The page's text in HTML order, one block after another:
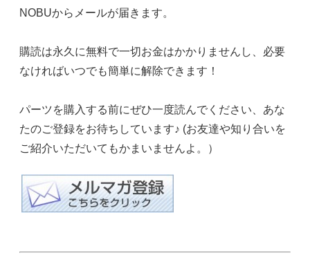
NOBUからメールが届きます。
購読は永久に無料で一切お金はかかりませんし、必要
なければいつでも簡単に解除できます！
パーツを購入する前にぜひ一度読んでください、あな
たのご登録をお待ちしています♪ (お友達や知り合いを
ご紹介いただいてもかまいませんよ。）